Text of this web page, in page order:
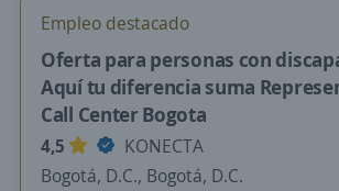
Empleo destacado
Oferta para personas con
Aquí tu diferencia suma
Call Center Bogota
4,5
KONECTA
Bogotá, D.C., Bogotá, D.C.